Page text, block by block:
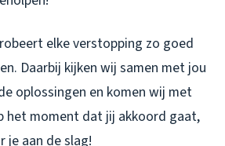
elke verstopping zo goed
Daarbij kijken wij samen met jou
oplossingen en komen wij met
het moment dat jij akkoord gaat,
je aan de slag!